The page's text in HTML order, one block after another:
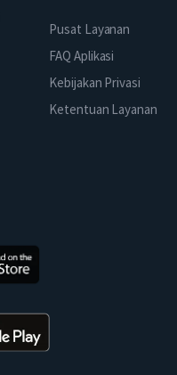
Pusat Layanan
FAQ Aplikasi
Kebijakan Privasi
Ketentuan Layanan